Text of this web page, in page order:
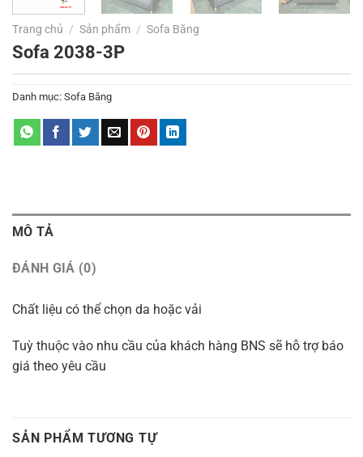
Trang chủ / Sản phẩm / Sofa Băng
Sofa 2038-3P
Danh mục: Sofa Băng
MÔ TẢ
ĐÁNH GIÁ (0)
Chất liệu có thể chọn da hoặc vải
Tuỳ thuộc vào nhu cầu của khách hàng BNS sẽ hỗ trợ báo
giá theo yêu cầu
SẢN PHẨM TƯƠNG TỰ